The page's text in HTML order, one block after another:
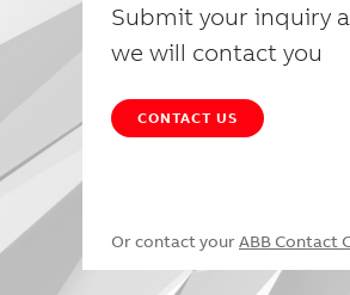
Submit your inquiry
we will contact you
CONTACT US
Or contact your ABB Contact